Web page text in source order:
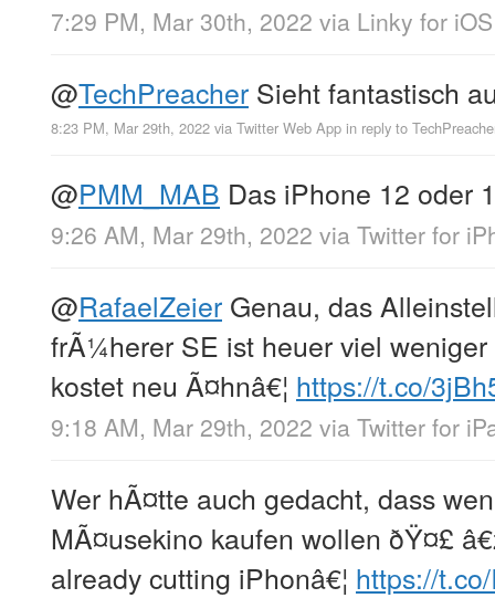
7:29 PM, Mar 30th, 2022 via Linky for iOS
@TechPreacher Sieht fantastisch
8:23 PM, Mar 29th, 2022 via Twitter Web App in reply to
@PMM_MAB Das iPhone 12 oder
9:26 AM, Mar 29th, 2022 via Twitter for
@RafaelZeier Genau, das
frÃ¼herer SE ist heuer viel
kostet neu Ã¤hnâ€¦ https://t.co/
9:18 AM, Mar 29th, 2022 via Twitter for
Wer hÃ¤tte auch gedacht, dass
MÃ¤usekino kaufen wollen ðŸ¤£
already cutting iPhonâ€¦ https://